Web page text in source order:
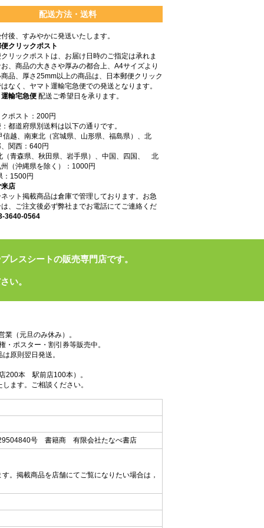
配送方法・送料
後、すみやかに発送いたします。
クリックポスト
リックポストは、お届け日時のご指定は承れま
、商品の大きさや厚みの都合上、A4サイズより
品、厚さ25mm以上の商品は、日本郵便クリック
なく、ヤマト運輸宅急便での発送となります。
輸宅急便 配送ご希望日を承ります。
ポスト：200円
都道府県別送料は以下の通りです。
信越、南東北（宮城県、山形県、福島県）、北
関西：640円
（青森県、秋田県、岩手県）、中国、四国、 北
（沖縄県を除く）：1000円
：1500円
店
ット掲載商品は倉庫で管理しております。お急
、ご注文後必ず弊社までお電話にてご連絡くだ
3640-0564
レスシートの販売専門店です。
い。
（元旦のみ休み）。
ポスター・割引券等販売中。
原則翌日発送。
200本 駅前店100本）。
ます。ご相談ください。
号 書籍商 有限会社たなべ書店
。掲載商品を店舗にてご覧になりたい場合は，